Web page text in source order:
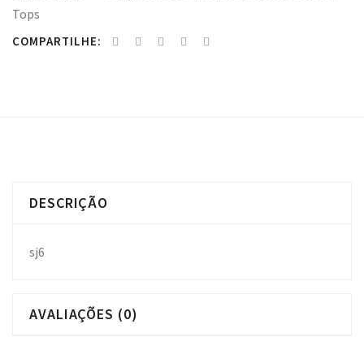
Tops
COMPARTILHE:
DESCRIÇÃO
sj6
AVALIAÇÕES (0)